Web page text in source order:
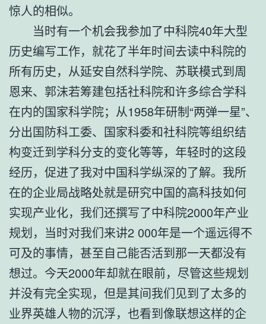
惊人的相似。
当时有一个机会我参加了中科院40年大型
历史编写工作，就花了半年时间去读中科院的
所有历史，从延安自然科学院、苏联模式到周
恩来、郭沫若筹建包括社科院和许多综合学科
在内的国家科学院；从1958年研制“两弹一星”、
分出国防科工委、国家科委和社科院等组织结
构变迁到学科分支的变化等等，年轻时的这段
经历，促进了我对中国科学纵深的了解。我所
在的企业局战略处就是研究中国的高科技如何
实现产业化，我们还撰写了中科院2000年产业
规划，当时对我们来讲2 000年是一个遥远得不
可及的事情，甚至自己能否活到那一天都没有
想过。今天2000年却就在眼前，尽管这些规划
并没有完全实现，但是其间我们见到了太多的
业界英雄人物的沉浮，也看到像联想这样的企